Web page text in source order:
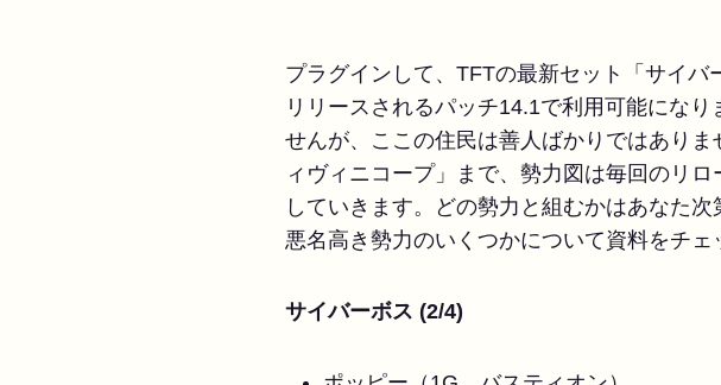
プラグインして、TFTの最新セット「サイ
リリースされるパッチ14.1で利用可能にな
せんが、ここの住民は善人ばかりではあり
ィヴィニコープ」まで、勢力図は毎回のリ
していきます。どの勢力と組むかはあなた
悪名高き勢力のいくつかについて資料をチェ
サイバーボス (2/4)